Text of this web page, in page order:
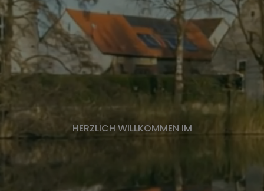
HERZLICH WILLKOMMEN IM